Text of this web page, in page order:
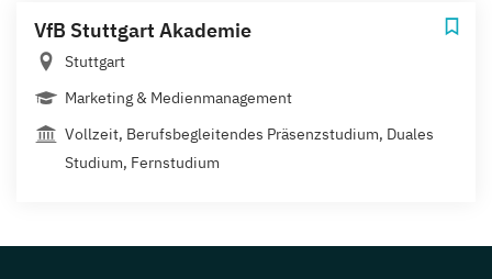
VfB Stuttgart Akademie
Stuttgart
Marketing & Medienmanagement
Vollzeit, Berufsbegleitendes Präsenzstudium, Duales
Studium, Fernstudium